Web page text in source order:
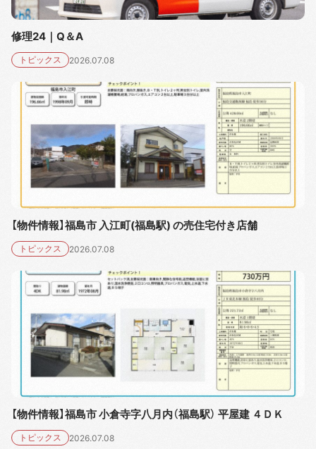
修理24｜Q＆A
トピックス 2026.07.08
【物件情報】福島市 入江町(福島駅) の売住宅付き店舗
トピックス 2026.07.08
【物件情報】福島市 小倉寺字八月内（福島駅） 平屋建 ４ＤＫ
トピックス 2026.07.08